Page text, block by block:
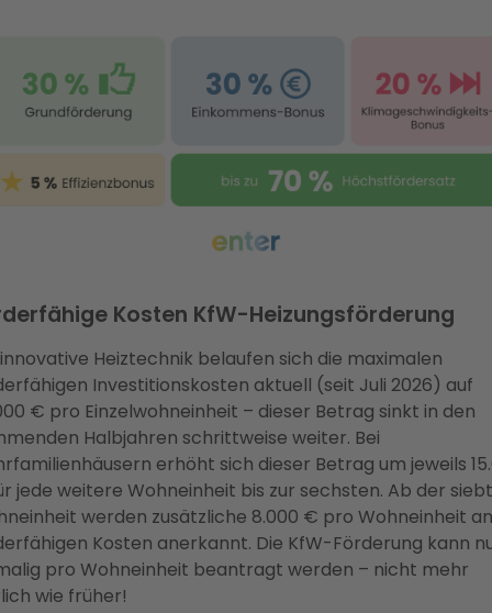
Kosten KfW-Heizungsförderung
Heiztechnik belaufen sich die maximalen
Investitionskosten aktuell (seit Juli 2026) auf
€ pro Einzelwohneinheit – dieser Betrag sinkt in den
Halbjahren schrittweise weiter. Bei
erhöht sich dieser Betrag um jeweils
jede weitere Wohneinheit bis zur sechsten. Ab der
werden zusätzliche 8.000 € pro Wohneinheit an
Kosten anerkannt. Die KfW-Förderung kann
pro Wohneinheit beantragt werden – nicht mehr
wie früher!